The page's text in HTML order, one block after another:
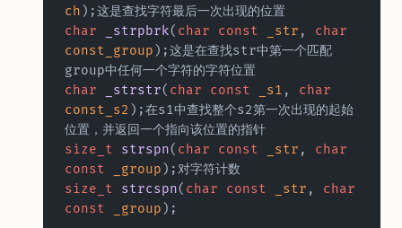
ch );这是查找字符最后一次出现的位置
char _strpbrk( char const _str , char
const_group );这是在查找str中第一个匹配
group中任何一个字符的字符位置
char _strstr( char const _s1 , char
const_s2 );在s1中查找整个s2第一次出现的起始
位置，并返回一个指向该位置的指针
size_t strspn( char const _str , char
const _group );对字符计数
size_t strcspn( char const _str , char
const _group );